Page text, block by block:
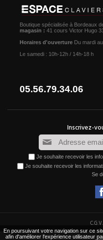
Boutique spécialisée à Bordeaux
magasin : 41 cours Victor Hugo
Horaires d'ouverture Du mardi
Le samedi : 10h-12h / 14h-18 h
05.56.79.34.06
Je souhaite recevoir les
Je souhaite recevoir les
Se
C.G.V.
En poursuivant votre navigation sur ce
afin d'améliorer l'expérience utilisateur